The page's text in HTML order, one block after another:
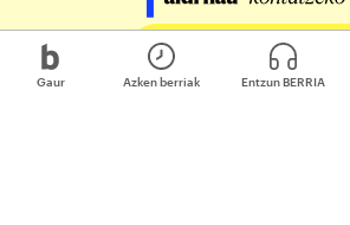
Gaur Azken berriak Entzun BERRIA
Egin zure ekarpena